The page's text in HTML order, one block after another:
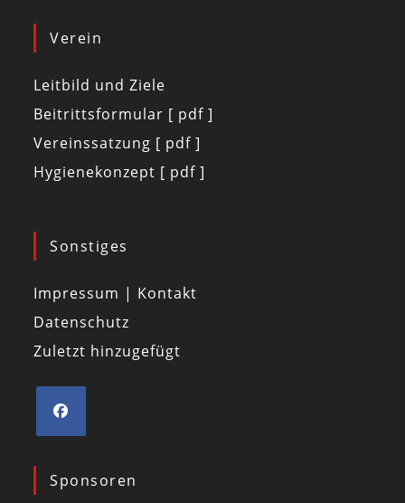
Verein
Leitbild und Ziele
Beitrittsformular [ pdf ]
Vereinssatzung [ pdf ]
Hygienekonzept [ pdf ]
Sonstiges
Impressum | Kontakt
Datenschutz
Zuletzt hinzugefügt
Sponsoren